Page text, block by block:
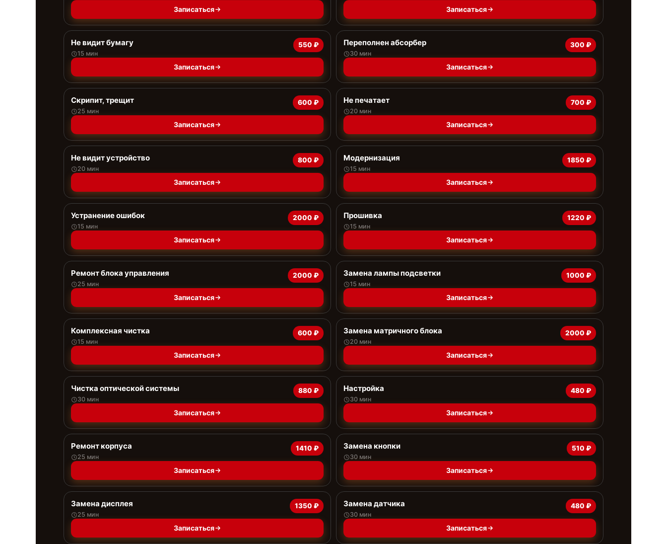
Записаться Записаться
Не видит бумагу
15 мин
550 ₽
Записаться
Переполнен абсорбер
30 мин
300 ₽
Записаться
Скрипит, трещит
25 мин
600 ₽
Записаться
Не печатает
20 мин
700 ₽
Записаться
Не видит устройство
20 мин
800 ₽
Записаться
Модернизация
15 мин
1850 ₽
Записаться
Устранение ошибок
15 мин
2000 ₽
Записаться
Прошивка
15 мин
1220 ₽
Записаться
Ремонт блока управления
25 мин
2000 ₽
Записаться
Замена лампы подсветки
15 мин
1000 ₽
Записаться
Комплексная чистка
15 мин
600 ₽
Записаться
Замена матричного блока
20 мин
2000 ₽
Записаться
Чистка оптической системы
30 мин
880 ₽
Записаться
Настройка
30 мин
480 ₽
Записаться
Ремонт корпуса
25 мин
1410 ₽
Записаться
Замена кнопки
30 мин
510 ₽
Записаться
Замена дисплея
25 мин
1350 ₽
Записаться
Замена датчика
30 мин
480 ₽
Записаться